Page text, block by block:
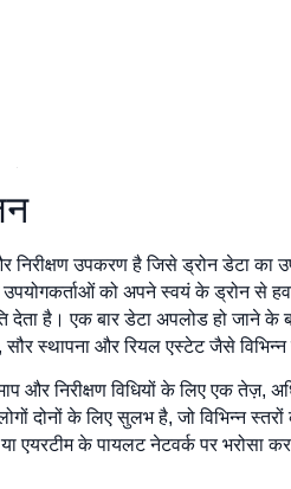
निरीक्षण उपकरण है जिसे ड्रोन डेटा
उपयोगकर्ताओं को अपने स्वयं के ड्रोन
है। एक बार डेटा अपलोड हो जाने के
स्थापना और रियल एस्टेट जैसे विभिन्न
और निरीक्षण विधियों के लिए एक तेज़,
दोनों के लिए सुलभ है, जो विभिन्न
एयरटीम के पायलट नेटवर्क पर